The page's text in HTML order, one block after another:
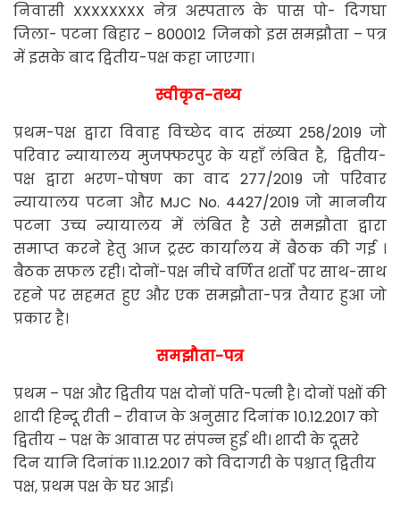
निवासी XXXXXXXX नेत्र अस्पताल के पास पो- दिगघा
जिला- पटना बिहार – 800012 जिनको इस समझौता – पत्र
में इसके बाद द्वितीय-पक्ष कहा जाएगा।
स्वीकृत-तथ्य
प्रथम-पक्ष द्वारा विवाह विच्छेद वाद संख्या 258/2019 जो
परिवार न्यायालय मुजफ्फरपुर के यहाँ लंबित है, द्वितीय-
पक्ष द्वारा भरण-पोषण का वाद 277/2019 जो परिवार
न्यायालय पटना और MJC No. 4427/2019 जो माननीय
पटना उच्च न्यायालय में लंबित है उसे समझौता द्वारा
समाप्त करने हेतु आज ट्रस्ट कार्यालय में बैठक की गई ।
बैठक सफल रही। दोनों-पक्ष नीचे वर्णित शर्तों पर साथ-साथ
रहने पर सहमत हुए और एक समझौता-पत्र तैयार हुआ जो
प्रकार है।
समझौता-पत्र
प्रथम – पक्ष और द्वितीय पक्ष दोनों पति-पत्नी है। दोनों पक्षों की
शादी हिन्दू रीती – रीवाज के अनुसार दिनांक 10.12.2017 को
द्वितीय – पक्ष के आवास पर संपन्न हुई थी। शादी के दूसरे
दिन यानि दिनांक 11.12.2017 को विदागरी के पश्चात् द्वितीय
पक्ष, प्रथम पक्ष के घर आई।